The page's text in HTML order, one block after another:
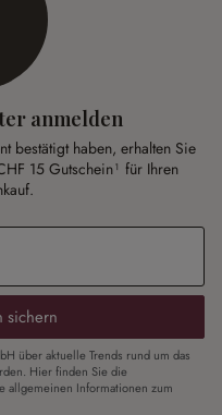
anmelden
bestätigt haben, erhalten Sie
15 Gutschein¹ für Ihren
sichern
über aktuelle Trends rund um das
Hier finden Sie die
allgemeinen Informationen zum